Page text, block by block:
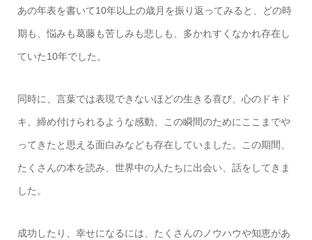
あの年表を書いて10年以上の歳月を振り返ってみると、どの時
期も、悩みも葛藤も苦しみも悲しも、多かれすくなかれ存在し
ていた10年でした。
同時に、言葉では表現できないほどの生きる喜び、心のドキド
キ、締め付けられるような感動、この瞬間のためにここまでや
ってきたと思える面白みなども存在していました。この期間、
たくさんの本を読み、世界中の人たちに出会い、話をしてきま
した。
成功したり、幸せになるには、たくさんのノウハウや知恵があ